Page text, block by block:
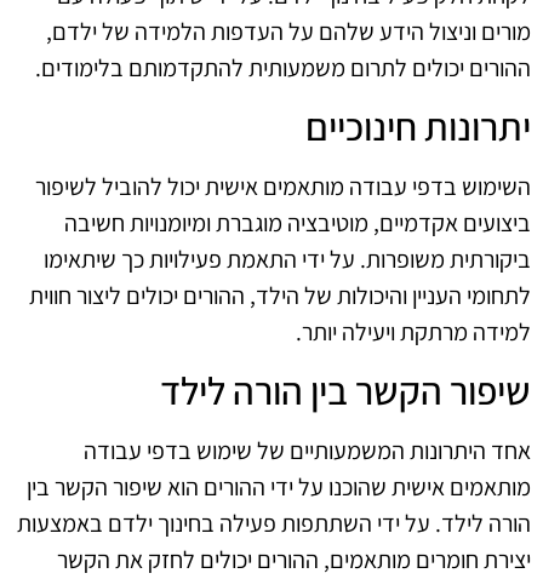
מורים וניצול הידע שלהם על העדפות הלמידה של ילדם,
ההורים יכולים לתרום משמעותית להתקדמותם בלימודים.
יתרונות חינוכיים
השימוש בדפי עבודה מותאמים אישית יכול להוביל לשיפור
ביצועים אקדמיים, מוטיבציה מוגברת ומיומנויות חשיבה
ביקורתית משופרות. על ידי התאמת פעילויות כך שיתאימו
לתחומי העניין והיכולות של הילד, ההורים יכולים ליצור חווית
למידה מרתקת ויעילה יותר.
שיפור הקשר בין הורה לילד
אחד היתרונות המשמעותיים של שימוש בדפי עבודה
מותאמים אישית שהוכנו על ידי ההורים הוא שיפור הקשר בין
הורה לילד. על ידי השתתפות פעילה בחינוך ילדם באמצעות
יצירת חומרים מותאמים, ההורים יכולים לחזק את הקשר